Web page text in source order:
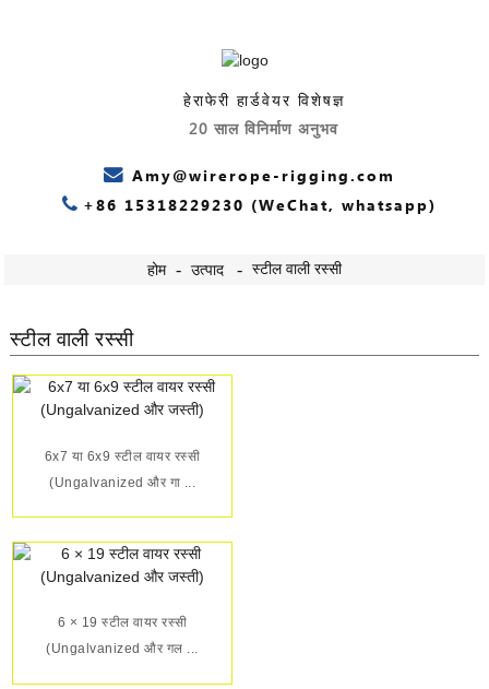
हेराफेरी हार्डवेयर विशेषज्ञ
20 साल विनिर्माण अनुभव
Amy@wirerope-rigging.com
+86 15318229230 (WeChat, whatsapp)
होम उत्पाद स्टील वाली रस्सी
स्टील वाली रस्सी
6x7 या 6x9 स्टील वायर रस्सी
(Ungalvanized और गा ...
6 × 19 स्टील वायर रस्सी
(Ungalvanized और गल ...